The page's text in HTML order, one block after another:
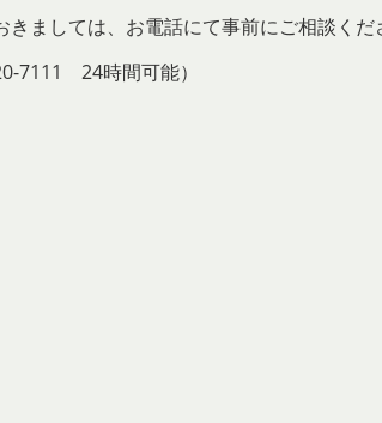
きましては、お電話にて事前にご相談くだ
7111 24時間可能）